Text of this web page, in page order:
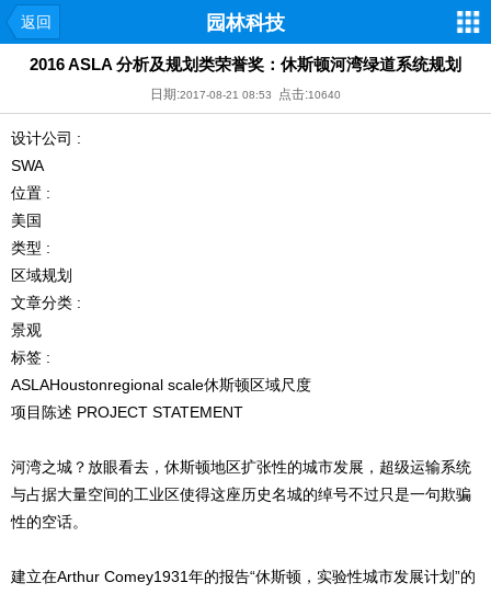
返回 园林科技
2016 ASLA 分析及规划类荣誉奖：休斯顿河湾绿道系统规划
日期:2017-08-21 08:53 点击:10640
设计公司 :
SWA
位置 :
美国
类型 :
区域规划
文章分类 :
景观
标签 :
ASLAHoustonregional scale休斯顿区域尺度
项目陈述 PROJECT STATEMENT
河湾之城？放眼看去，休斯顿地区扩张性的城市发展，超级运输系统
与占据大量空间的工业区使得这座历史名城的绰号不过只是一句欺骗
性的空话。
建立在Arthur Comey1931年的报告“休斯顿，实验性城市发展计划”的